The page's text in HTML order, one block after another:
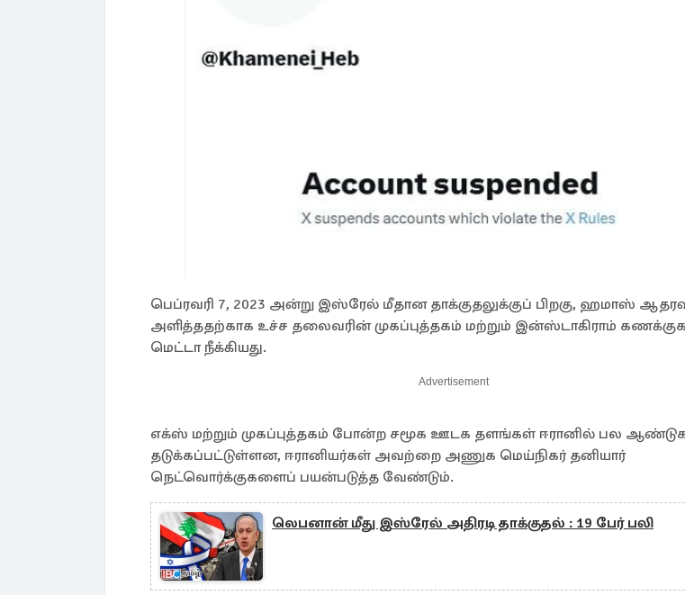
பெப்ரவரி 7, 2023 அன்று இஸ்ரேல் மீதான தாக்குதலுக்குப் பிறகு, ஹமாஸ்
அளித்ததற்காக உச்ச தலைவரின் முகப்புத்தகம் மற்றும் இன்ஸ்டாகிராம்
மெட்டா நீக்கியது.
Advertisement
எக்ஸ் மற்றும் முகப்புத்தகம் போன்ற சமூக ஊடக தளங்கள் ஈரானில் பல
தடுக்கப்பட்டுள்ளன, ஈரானியர்கள் அவற்றை அணுக மெய்நிகர் தனியார்
நெட்வொர்க்குகளைப் பயன்படுத்த வேண்டும்.
லெபனான் மீது இஸ்ரேல் அதிரடி தாக்குதல் : 19 பேர் பலி